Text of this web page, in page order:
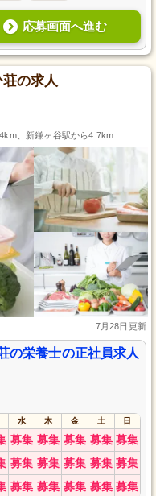
応募画面へ進む
の求人
、新鎌ヶ谷駅から4.7km
7月28日更新
の栄養士の正社員求人
水 木 金 土 日
募集 募集 募集 募集 募集
募集 募集 募集 募集 募集
募集 募集 募集 募集 募集